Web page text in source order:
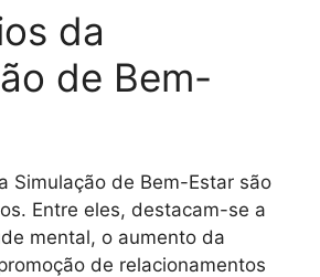
da
de Bem-
Simulação de Bem-Estar são
Entre eles, destacam-se a
mental, o aumento da
de relacionamentos